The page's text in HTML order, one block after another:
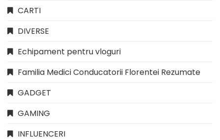
CARTI
DIVERSE
Echipament pentru vloguri
Familia Medici Conducatorii Florentei Rezumate
GADGET
GAMING
INFLUENCERI